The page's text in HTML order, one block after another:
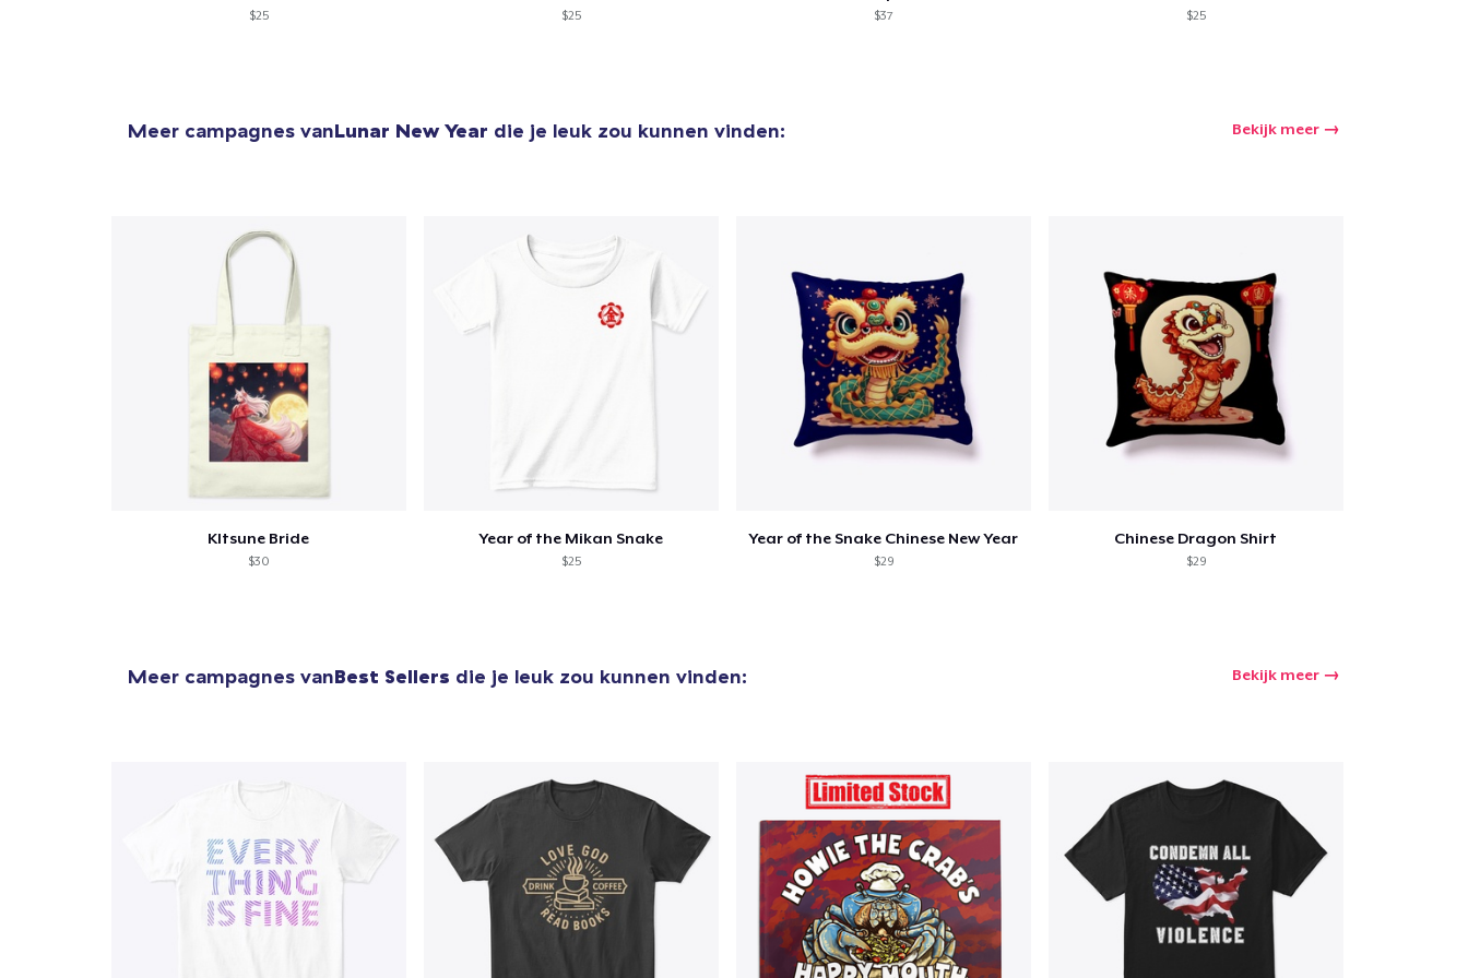
$25 $25 $37 $25
Meer campagnes vanLunar New Year die je leuk zou kunnen vinden: Bekijk meer
KItsune Bride
$30
Year of the Mikan Snake
$25
Year of the Snake Chinese New Year
$29
Chinese Dragon Shirt
$29
Meer campagnes vanBest Sellers die je leuk zou kunnen vinden: Bekijk meer